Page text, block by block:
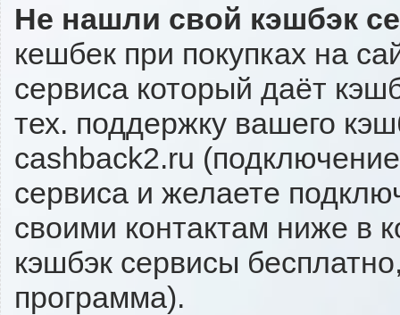
Не нашли свой кэшбэк
кешбек при покупках на
сервиса который даёт
тех. поддержку вашего
cashback2.ru
сервиса и желаете
своими контактам ниже в
кэшбэк сервисы
программа).